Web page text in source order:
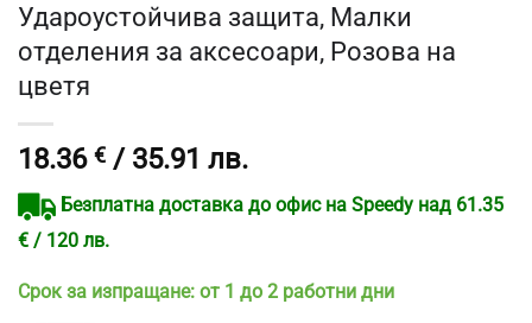
Удароустойчива защита, Малки
отделения за аксесоари, Розова на
цветя
18.36 € / 35.91 лв.
Безплатна доставка до офис на Speedy над 61.35
€ / 120 лв.
Срок за изпращане: от 1 до 2 работни дни